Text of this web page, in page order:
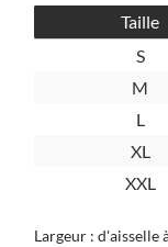
Taille
S
M
L
XL
XXL
Largeur : d'aisselle